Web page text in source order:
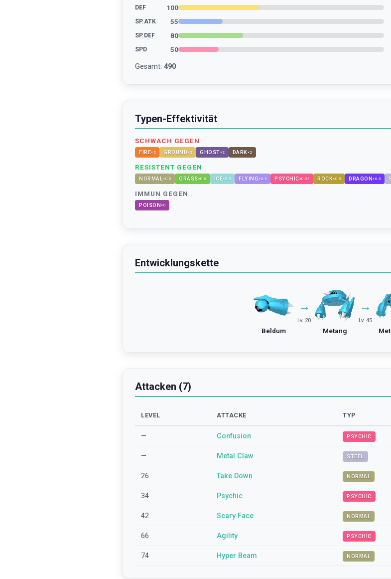
DEF 100
SP.ATK 55
SP.DEF 80
SPD 50
Gesamt: 490
Typen-Effektivität
SCHWACH GEGEN
FIRE× 2 GROUND× 2 GHOST×2 DARK×2
RESISTENT GEGEN
NORMAL×0.5 GRASS×0.5 ICE×0.5 FLYING×0.5 PSYCHIC×0.25 ROCK×0.5 DRAGON×0.5
IMMUN GEGEN
POISON×0
Entwicklungskette
Beldum
→
Lv. 20
Metang
→
Lv. 45
Attacken (7)
LEVEL ATTACKE TYP
— Confusion PSYCHIC
— Metal Claw STEEL
26 Take Down NORMAL
34 Psychic PSYCHIC
42 Scary Face NORMAL
66 Agility PSYCHIC
74 Hyper Beam NORMAL